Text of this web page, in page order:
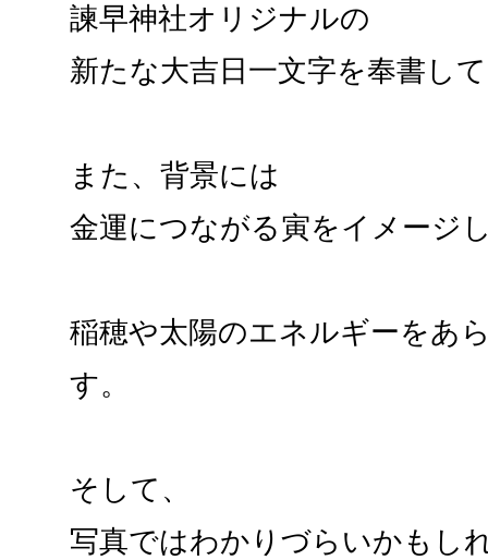
諫早神社オリジナルの
新たな大吉日一文字を奉書し
また、背景には
金運につながる寅をイメージ
稲穂や太陽のエネルギーをあ
す。
そして、
写真ではわかりづらいかもし